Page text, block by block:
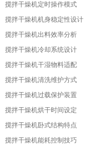
搅拌干燥机定时操作模式
搅拌干燥机机身稳定性设计
搅拌干燥机出料效率分析
搅拌干燥机冷却系统设计
搅拌干燥机干湿物料适配
搅拌干燥机清洗维护方式
搅拌干燥机过载保护装置
搅拌干燥机烘干时间设定
搅拌干燥机卧式结构特点
搅拌干燥机能耗控制技巧